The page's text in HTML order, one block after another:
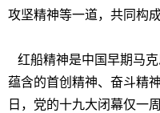
攻坚精神等一道，共同构
红船精神是中国早期马
蕴含的首创精神、奋斗精
日，党的十九大闭幕仅一